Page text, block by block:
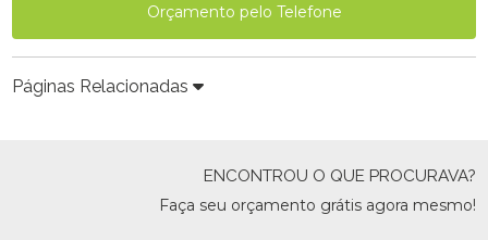
Orçamento pelo Telefone
Páginas Relacionadas
ENCONTROU O QUE PROCURAVA?
Faça seu orçamento grátis agora mesmo!